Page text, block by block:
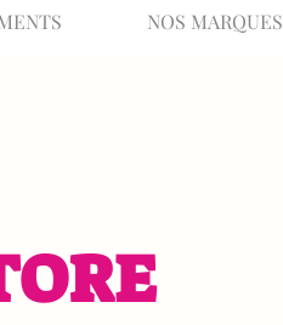
NOS MARQUES